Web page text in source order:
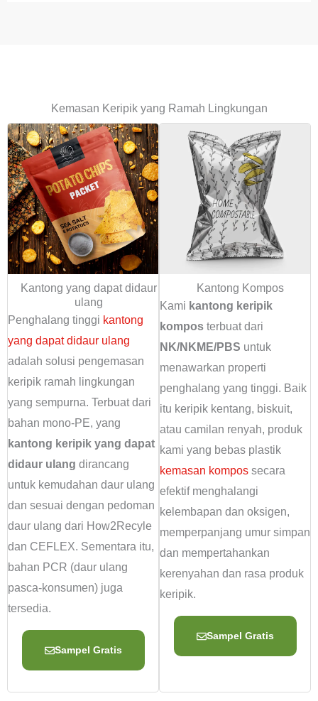
Kemasan Keripik yang Ramah Lingkungan
Kantong yang dapat didaur
ulang
Penghalang tinggi kantong
yang dapat didaur ulang
adalah solusi pengemasan
keripik ramah lingkungan
yang sempurna. Terbuat dari
bahan mono-PE, yang
kantong keripik yang dapat
didaur ulang dirancang
untuk kemudahan daur ulang
dan sesuai dengan pedoman
daur ulang dari How2Recyle
dan CEFLEX. Sementara itu,
bahan PCR (daur ulang
pasca-konsumen) juga
tersedia.
Sampel Gratis
Kantong Kompos
Kami kantong keripik
kompos terbuat dari
NK/NKME/PBS untuk
menawarkan properti
penghalang yang tinggi. Baik
itu keripik kentang, biskuit,
atau camilan renyah, produk
kami yang bebas plastik
kemasan kompos secara
efektif menghalangi
kelembapan dan oksigen,
memperpanjang umur simpan
dan mempertahankan
kerenyahan dan rasa produk
keripik.
Sampel Gratis